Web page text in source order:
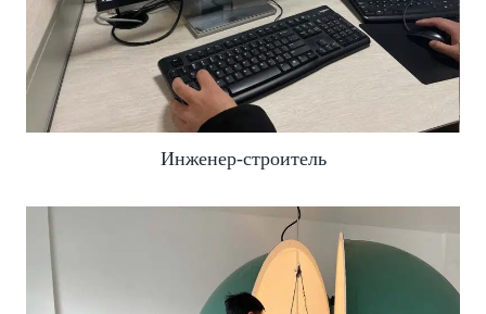
Инженер-строитель